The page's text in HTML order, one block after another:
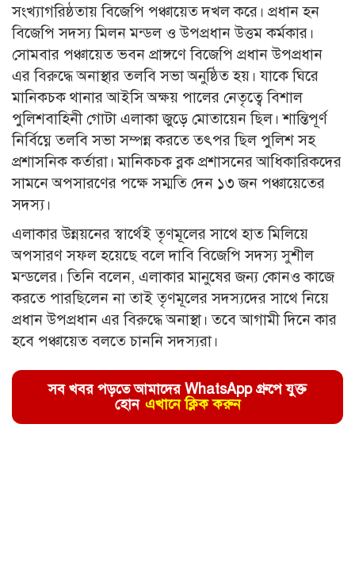
সংখ্যাগরিষ্ঠতায় বিজেপি পঞ্চায়েত দখল করে। প্রধান হন
বিজেপি সদস্য মিলন মন্ডল ও উপপ্রধান উত্তম কর্মকার।
সোমবার পঞ্চায়েত ভবন প্রাঙ্গণে বিজেপি প্রধান উপপ্রধান
এর বিরুদ্ধে অনাস্থার তলবি সভা অনুষ্ঠিত হয়। যাকে ঘিরে
মানিকচক থানার আইসি অক্ষয় পালের নেতৃত্বে বিশাল
পুলিশবাহিনী গোটা এলাকা জুড়ে মোতায়েন ছিল। শান্তিপূর্ণ
নির্বিঘ্নে তলবি সভা সম্পন্ন করতে তৎপর ছিল পুলিশ সহ
প্রশাসনিক কর্তারা। মানিকচক ব্লক প্রশাসনের আধিকারিকদের
সামনে অপসারণের পক্ষে সম্মতি দেন ১৩ জন পঞ্চায়েতের
সদস্য।
এলাকার উন্নয়নের স্বার্থেই তৃণমূলের সাথে হাত মিলিয়ে
অপসারণ সফল হয়েছে বলে দাবি বিজেপি সদস্য সুশীল
মন্ডলের। তিনি বলেন, এলাকার মানুষের জন্য কোনও কাজে
করতে পারছিলেন না তাই তৃণমূলের সদস্যদের সাথে নিয়ে
প্রধান উপপ্রধান এর বিরুদ্ধে অনাস্থা। তবে আগামী দিনে কার
হবে পঞ্চায়েত বলতে চাননি সদস্যরা।
সব খবর পড়তে আমাদের WhatsApp গ্রুপে যুক্ত
হোন এখানে ক্লিক করুন